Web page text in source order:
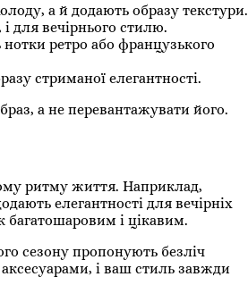
а й додають образу текстури.
для вечірнього стилю.
ретро або французького
стриманої елегантності.
а не перевантажувати його.
ритму життя. Наприклад,
елегантності для вечірніх
багатошаровим і цікавим.
сезону пропонують безліч
і ваш стиль завжди